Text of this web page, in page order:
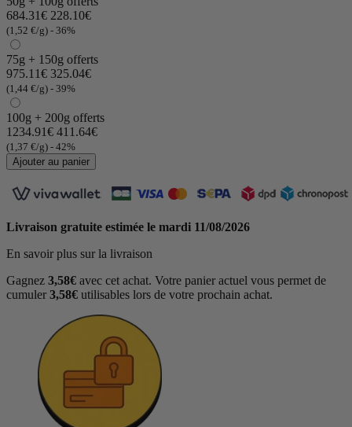
684.31€ 228.10€
(1,52 €/g) - 36%
75g + 150g offerts
975.11€ 325.04€
(1,44 €/g) - 39%
100g + 200g offerts
1234.91€ 411.64€
(1,37 €/g) - 42%
Ajouter au panier
Livraison gratuite estimée le mardi 11/08/2026
En savoir plus sur la livraison
Gagnez 3,58€ avec cet achat. Votre panier actuel vous permet de
cumuler 3,58€ utilisables lors de votre prochain achat.